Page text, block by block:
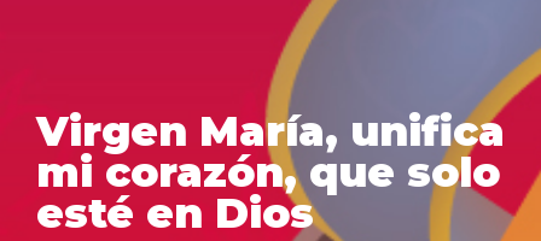
Virgen María, unifica
mi corazón, que solo
esté en Dios